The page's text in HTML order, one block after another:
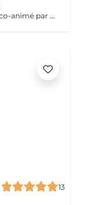
Le rituel Force & Vitalité Ce soin signature est co-animé par deux expertes: ' Une praticienne en massage bien-être ' Une sophrologue certifiée Pour une approche globale du corps, des émotions et de la conscience. C'est un soin global qui agit à la fois sur le corps et l'esprit. Il associe des techniques de massage profondes pour libérer les tensions et relancer l'énergie, à des exercices de respiration et de relaxation guidée pour apaiser le mental et renforcer l'ancrage. Cette synergie unique permet de retrouver force, équilibre intérieur et clarté, tout en offrant une sensation durable de bien-être et de vitalité. Pour toute information complémentaire ou réservation ce soin , je vous invite à me contacter.
13